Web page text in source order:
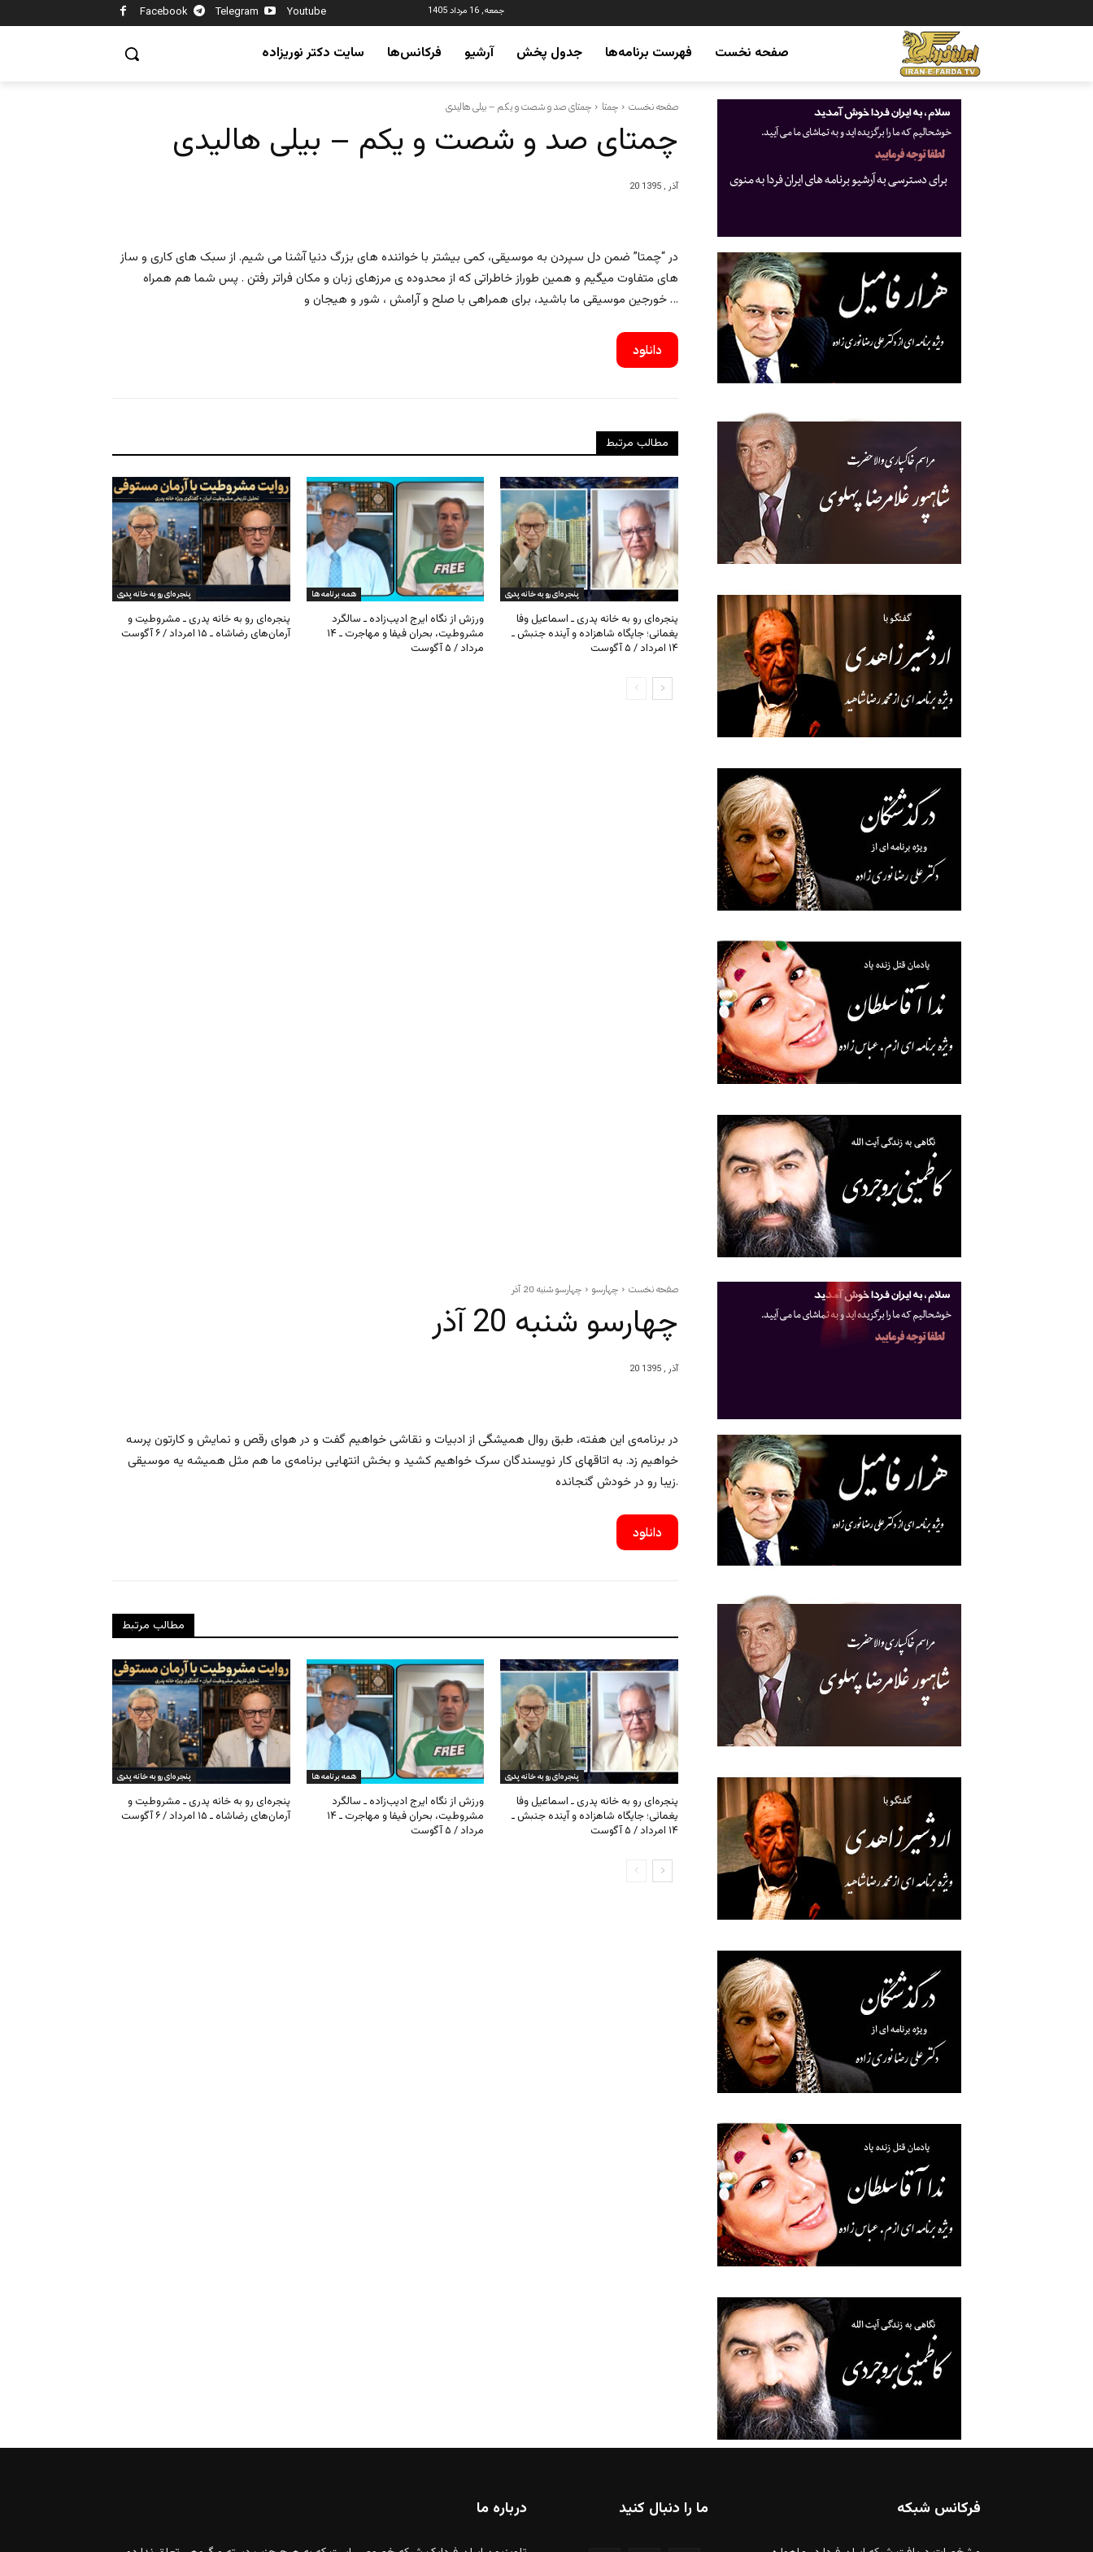
Facebook Telegram Youtube جمعه, 16 مرداد 1405
صفحه نخست فهرست برنامه‌ها جدول پخش آرشیو فرکانس‌ها سایت دکتر نوریزاده
صفحه نخست چمتا چمتای صد و شصت و یکم – بیلی هالیدی
چمتای صد و شصت و یکم – بیلی هالیدی
20 آذر , 1395
در “چمتا” ضمن دل سپردن به موسیقی، کمی بیشتر با خواننده های بزرگ دنیا آشنا می شیم. از سبک های کاری و ساز
های متفاوت میگیم و همین طوراز خاطراتی که از محدوده ی مرزهای زبان و مکان فراتر رفتن . پس شما هم همراه
خورجین موسیقی ما باشید، برای همراهی با صلح و آرامش ، شور و هیجان و …
دانلود
مطالب مرتبط
پنجره‌ای رو به خانه پدری
پنجره‌ای رو به خانه پدری ـ مشروطیت و
آرمان‌های رضاشاه ـ ۱۵ امرداد / ۶ آگوست
همه برنامه ها
ورزش از نگاه ایرج ادیب‌زاده ـ سالگرد
مشروطیت، بحران فیفا و مهاجرت ـ ۱۴
مرداد / ۵ آگوست
پنجره‌ای رو به خانه پدری
پنجره‌ای رو به خانه پدری ـ اسماعیل وفا
یغمائی؛ جایگاه شاهزاده و آینده جنبش ـ
۱۴ امرداد / ۵ آگوست
فرکانس شبکه ما را دنبال کنید درباره ما